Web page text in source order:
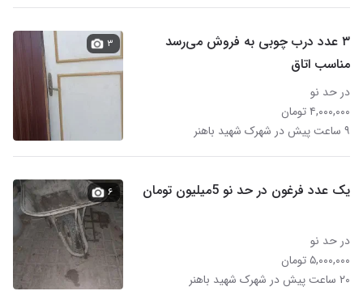
۳ عدد درب چوبی به فروش می‌رسد
مناسب اتاق
در حد نو
۴,۰۰۰,۰۰۰ تومان
۹ ساعت پیش در شهرک شهید باهنر
۳
یک عدد فرغون در حد نو 5میلیون تومان
در حد نو
۵,۰۰۰,۰۰۰ تومان
۲۰ ساعت پیش در شهرک شهید باهنر
۶